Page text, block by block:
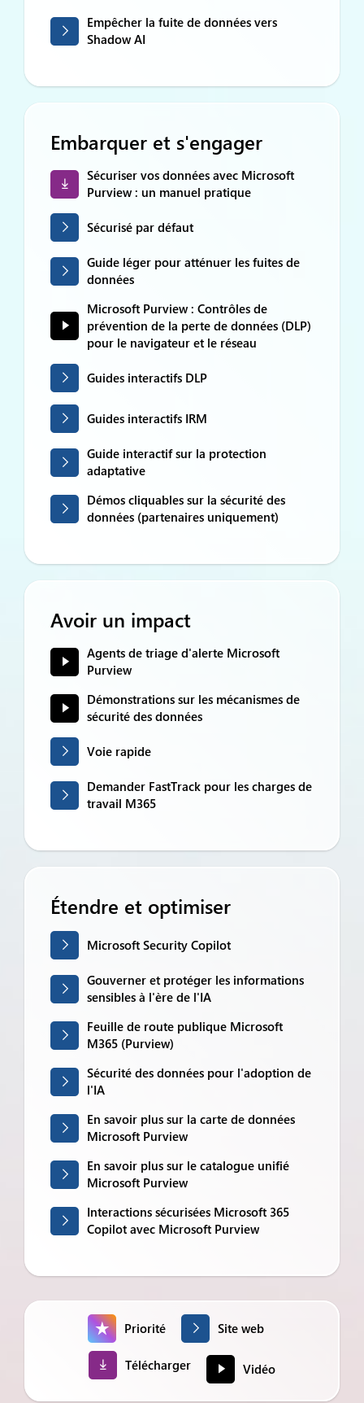
Empêcher la fuite de données vers
Shadow AI
Embarquer et s'engager
Sécuriser vos données avec Microsoft
Purview : un manuel pratique
Sécurisé par défaut
Guide léger pour atténuer les fuites de
données
Microsoft Purview : Contrôles de
prévention de la perte de données (DLP)
pour le navigateur et le réseau
Guides interactifs DLP
Guides interactifs IRM
Guide interactif sur la protection
adaptative
Démos cliquables sur la sécurité des
données (partenaires uniquement)
Avoir un impact
Agents de triage d'alerte Microsoft
Purview
Démonstrations sur les mécanismes de
sécurité des données
Voie rapide
Demander FastTrack pour les charges de
travail M365
Étendre et optimiser
Microsoft Security Copilot
Gouverner et protéger les informations
sensibles à l'ère de l'IA
Feuille de route publique Microsoft
M365 (Purview)
Sécurité des données pour l'adoption de
l'IA
En savoir plus sur la carte de données
Microsoft Purview
En savoir plus sur le catalogue unifié
Microsoft Purview
Interactions sécurisées Microsoft 365
Copilot avec Microsoft Purview
Priorité Site web
Télécharger Vidéo